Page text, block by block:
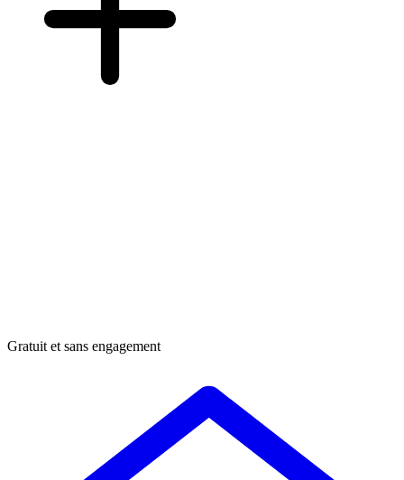
Gratuit et sans engagement